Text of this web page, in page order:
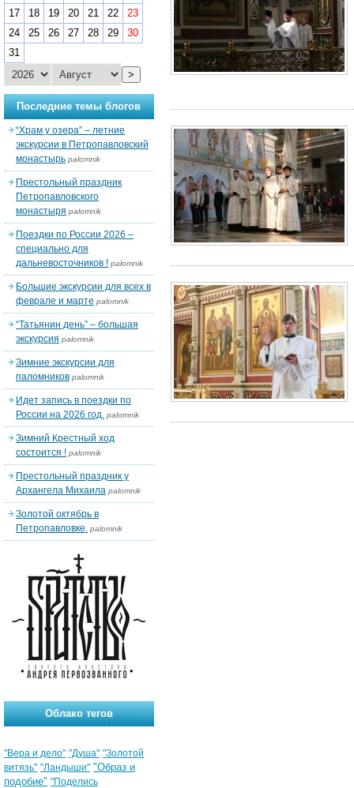
17
18 19 20 21 22
23
24
25 26 27 28 29
30
31
>
Последние темы блогов
“Храм у озера” – летние
экскурсии в Петропавловский
монастырь palomnik
Престольный праздник
Петропавловского
монастыря palomnik
Поездки по России 2026 –
специально для
дальневосточников ! palomnik
Большие экскурсии для всех в
феврале и марте palomnik
“Татьянин день” – большая
экскурсия palomnik
Зимние экскурсии для
паломников palomnik
Идет запись в поездки по
России на 2026 год. palomnik
Зимний Крестный ход
состоится ! palomnik
Престольный праздник у
Архангела Михаила palomnik
Золотой октябрь в
Петропавловке. palomnik
Облако тегов
"Вера и дело" "Душа" "Золотой
витязь" "Ландыши" "Образ и
подобие" "Поделись